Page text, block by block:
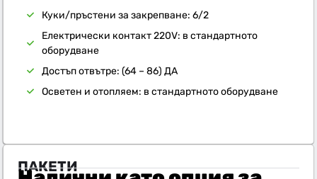
Куки/пръстени за закрепване: 6/2
Електрически контакт 220V: в стандартното
оборудване
Достъп отвътре: (64 – 86) ДА
Осветен и отопляем: в стандартното оборудване
ПАКЕТИ